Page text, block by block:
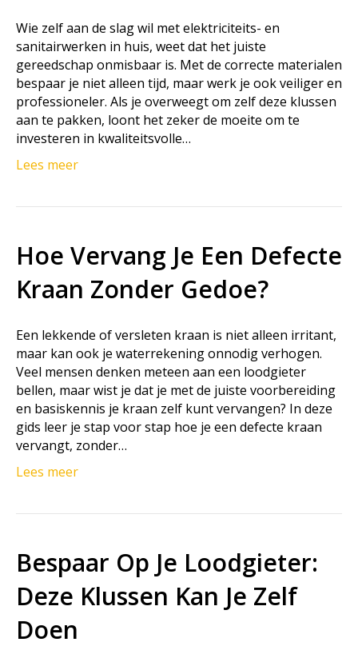
Wie zelf aan de slag wil met elektriciteits- en
sanitairwerken in huis, weet dat het juiste
gereedschap onmisbaar is. Met de correcte materialen
bespaar je niet alleen tijd, maar werk je ook veiliger en
professioneler. Als je overweegt om zelf deze klussen
aan te pakken, loont het zeker de moeite om te
investeren in kwaliteitsvolle…
Lees meer
Hoe Vervang Je Een Defecte
Kraan Zonder Gedoe?
Een lekkende of versleten kraan is niet alleen irritant,
maar kan ook je waterrekening onnodig verhogen.
Veel mensen denken meteen aan een loodgieter
bellen, maar wist je dat je met de juiste voorbereiding
en basiskennis je kraan zelf kunt vervangen? In deze
gids leer je stap voor stap hoe je een defecte kraan
vervangt, zonder…
Lees meer
Bespaar Op Je Loodgieter:
Deze Klussen Kan Je Zelf
Doen